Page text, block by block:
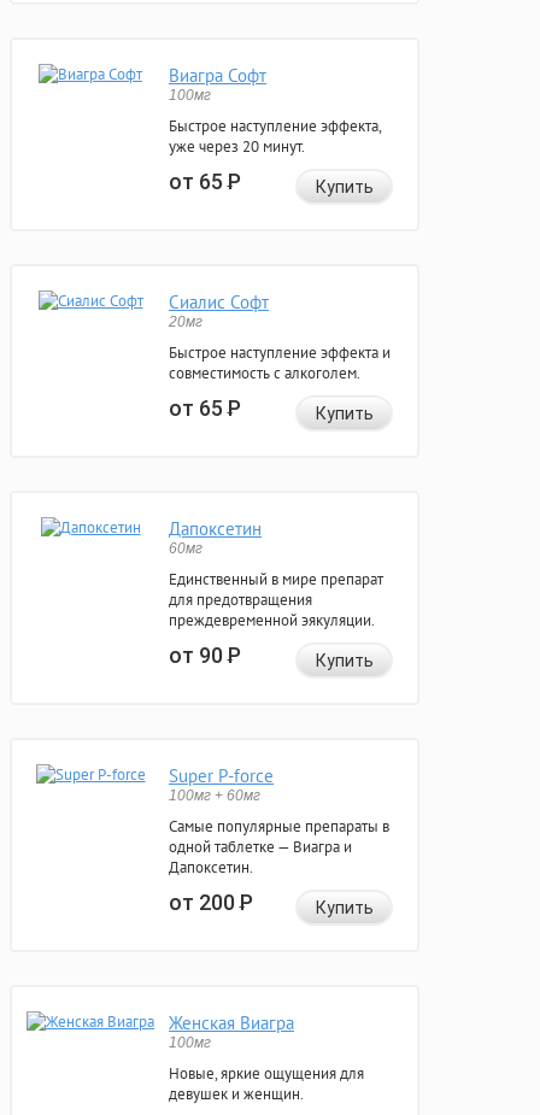
Виагра Софт
100мг
Быстрое наступление эффекта,
уже через 20 минут.
от 65Р Купить
Сиалис Софт
20мг
Быстрое наступление эффекта и
совместимость с алкоголем.
от 65Р Купить
Дапоксетин
60мг
Единственный в мире препарат
для предотвращения
преждевременной эякуляции.
от 90Р Купить
Super P-force
100мг + 60мг
Самые популярные препараты в
одной таблетке — Виагра и
Дапоксетин.
от 200Р Купить
Женская Виагра
100мг
Новые, яркие ощущения для
девушек и женщин.